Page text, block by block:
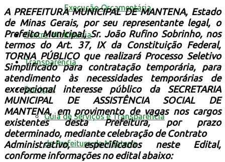
Execução Orçamentária
Central Multimídia
Transparência
Serviços
Guia de Serviços e Transparência
da Prefeitura de Mantena
A PREFEITURA MUNICIPAL DE MANTENA, Estado
de Minas Gerais, por seu representante legal, o
Prefeito Municipal, Sr. João Rufino Sobrinho, nos
termos do Art. 37, IX da Constituição Federal,
TORNA PÚBLICO que realizará Processo Seletivo
Simplificado para contratação temporária, para
atendimento às necessidades temporárias de
excepcional interesse público da SECRETARIA
MUNICIPAL DE ASSISTÊNCIA SOCIAL DE
MANTENA, em provimento de vagas nos cargos
existentes desta Prefeitura, por prazo
determinado, mediante celebração de Contrato
Administrativo, especificados neste Edital,
conforme informações no edital abaixo: